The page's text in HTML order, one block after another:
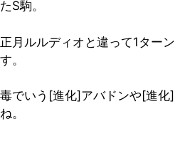
たS駒。
正月ルルディオと違って1ター
す。
毒でいう[進化]アバドンや[進化
ね。